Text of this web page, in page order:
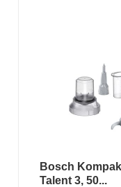
Bosch
Talent 3, 50...